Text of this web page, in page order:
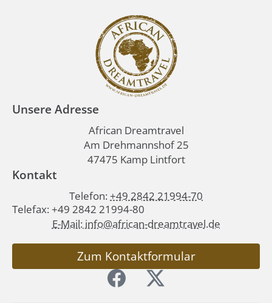
Unsere Adresse
African Dreamtravel
Am Drehmannshof 25
47475 Kamp Lintfort
Kontakt
Telefon: +49 2842 21994-70
Telefax: +49 2842 21994-80
E-Mail: info@african-dreamtravel.de
Zum Kontaktformular